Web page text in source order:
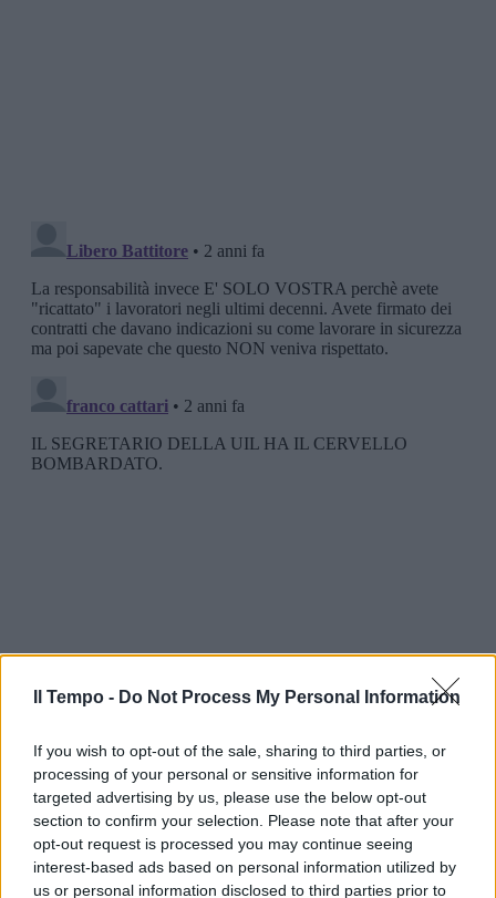
Il Tempo - Do Not Process My Personal Information
If you wish to opt-out of the sale, sharing to third parties, or
processing of your personal or sensitive information for
targeted advertising by us, please use the below opt-out
section to confirm your selection. Please note that after your
opt-out request is processed you may continue seeing
interest-based ads based on personal information utilized by
us or personal information disclosed to third parties prior to